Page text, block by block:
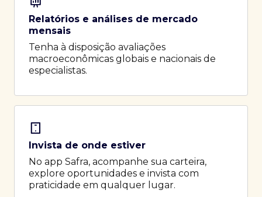
Relatórios e análises de mercado
mensais
Tenha à disposição avaliações
macroeconômicas globais e nacionais de
especialistas.
Invista de onde estiver
No app Safra, acompanhe sua carteira,
explore oportunidades e invista com
praticidade em qualquer lugar.